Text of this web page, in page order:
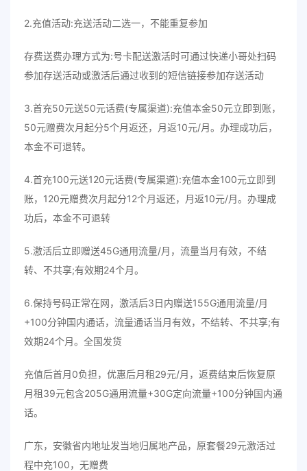
2.充值活动:充送活动二选一，不能重复参加
存费送费办理方式为:号卡配送激活时可通过快递小哥处扫码
参加存送活动或激活后通过收到的短信链接参加存送活动
3.首充50元送50元话费(专属渠道):充值本金50元立即到账，
50元赠费次月起分5个月返还，月返10元/月。办理成功后，
本金不可退转。
4.首充100元送120元话费(专属渠道):充值本金100元立即到
账，120元赠费次月起分12个月返还，月返10元/月。办理成
功后，本金不可退转
5.激活后立即赠送45G通用流量/月，流量当月有效，不结
转、不共享;有效期24个月。
6.保持号码正常在网，激活后3日内赠送155G通用流量/月
+100分钟国内通话，流量通话当月有效，不结转、不共享;有
效期24个月。全国发货
充值后首月0负担，优惠后月租29元/月，返费结束后恢复原
月租39元包含205G通用流量+30G定向流量+100分钟国内通
话。
广东，安徽省内地址发当地归属地产品，原套餐29元激活过
程中充100，无赠费